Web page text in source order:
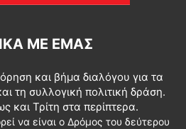
ΜΕ ΕΜΆΣ
και βήμα διαλόγου για τα
τη συλλογική πολιτική δράση.
και Τρίτη στα περίπτερα.
να είναι ο Δρόμος του δεύτερου